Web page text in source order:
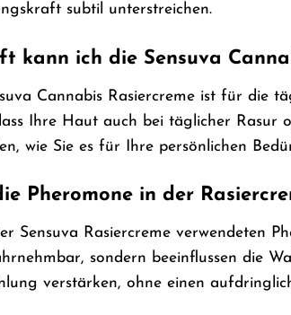
subtil unterstreichen.
kann ich die Sensuva
Cannabis Rasiercreme ist für die
Ihre Haut auch bei täglicher Rasur
wie Sie es für Ihre persönlichen
Pheromone in der
Sensuva Rasiercreme verwendeten
sondern beeinflussen die
verstärken, ohne einen